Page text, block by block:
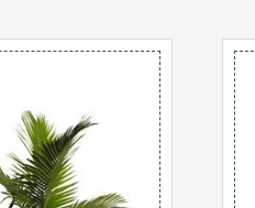
כמות
של
דקל
טבעות
50
ל'